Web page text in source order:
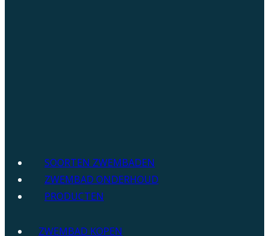
SOORTEN ZWEMBADEN
ZWEMBAD ONDERHOUD
PRODUCTEN
ZWEMBAD KOPEN